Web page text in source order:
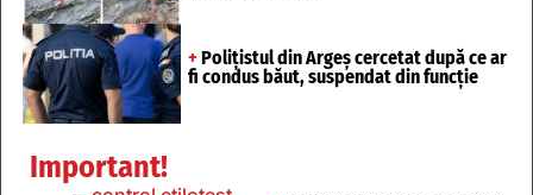
+ Polițistul din Argeș cercetat după ce ar
fi condus băut, suspendat din funcție
Important!